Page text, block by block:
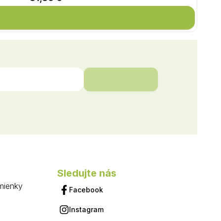
Sledujte nás
Facebook
Instagram